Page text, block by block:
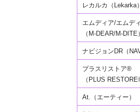
レカルカ（Lekarka）
エムディア/エムデ
（M-DEAR/M-DITE）
ナビジョンDR（
プラスリストア®
（PLUS
At.（エーティー）